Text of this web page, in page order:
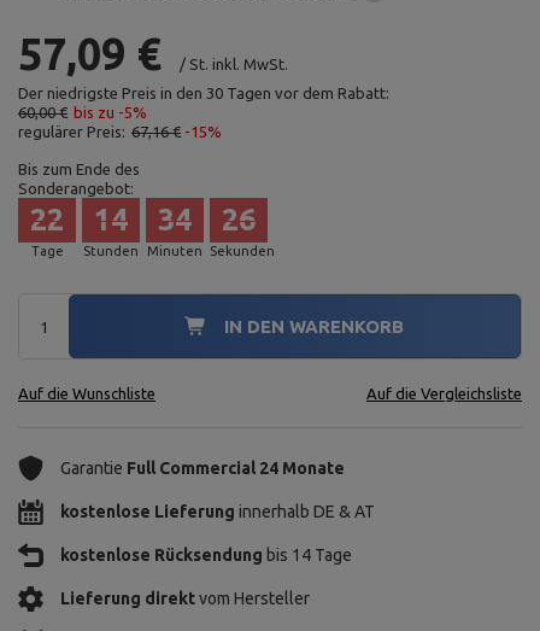
57,09 € / St. inkl. MwSt.
Der niedrigste Preis in den 30 Tagen vor dem Rabatt:
60,00 € bis zu -5%
regulärer Preis: 67,16 € -15%
Bis zum Ende des
Sonderangebot:
Tage
22
Stunden
14
Minuten
34
Sekunden
25
IN DEN WARENKORB
Auf die Wunschliste Auf die Vergleichsliste
Garantie Full Commercial 24 Monate
kostenlose Lieferung innerhalb DE & AT
kostenlose Rücksendung bis 14 Tage
Lieferung direktvom Hersteller